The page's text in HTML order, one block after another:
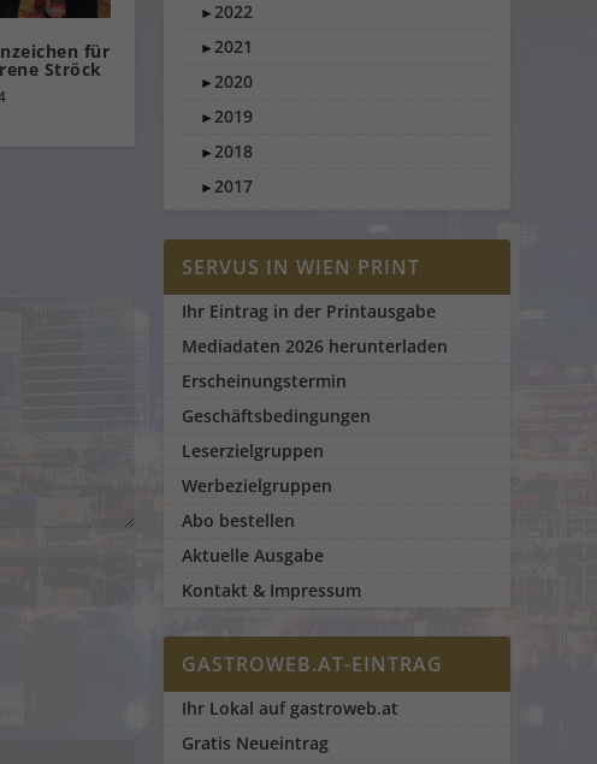
für
Ströck
► 2022
► 2021
► 2020
► 2019
► 2018
► 2017
SERVUS IN WIEN PRINT
Ihr Eintrag in der Printausgabe
Mediadaten 2026 herunterladen
Erscheinungstermin
Geschäftsbedingungen
Leserzielgruppen
Werbezielgruppen
Abo bestellen
Aktuelle Ausgabe
Kontakt & Impressum
GASTROWEB.AT-EINTRAG
Ihr Lokal auf gastroweb.at
Gratis Neueintrag